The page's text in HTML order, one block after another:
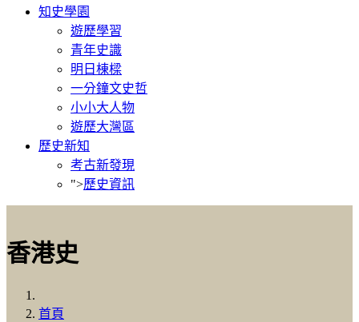
知史學園
遊歷學習
青年史識
明日棟樑
一分鐘文史哲
小小大人物
遊歷大灣區
歷史新知
考古新發現
">歷史資訊
香港史
首頁